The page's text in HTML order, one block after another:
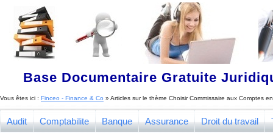
Base Documentaire Gratuite
Vous êtes ici : Finceo - Finance & Co » Articles sur le thème Choisir Commissaire aux Comptes
Audit Comptabilite Banque Assurance Droit du travail